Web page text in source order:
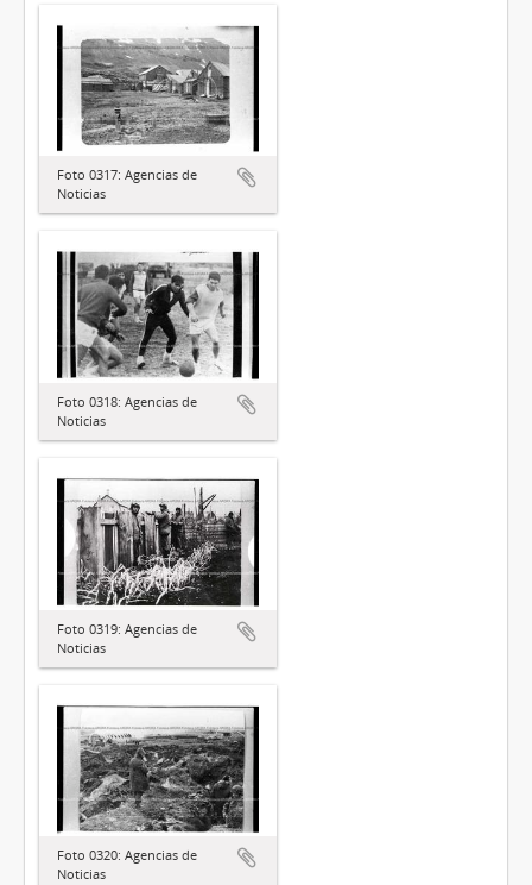
Foto 0317: Agencias de
Noticias
Foto 0318: Agencias de
Noticias
Foto 0319: Agencias de
Noticias
Foto 0320: Agencias de
Noticias